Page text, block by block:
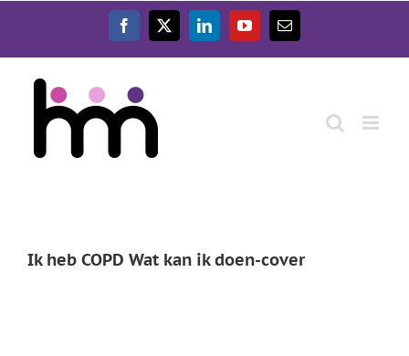
Facebook
X LinkedInYouTube
E-
mail
Ik heb COPD Wat kan ik doen-cover